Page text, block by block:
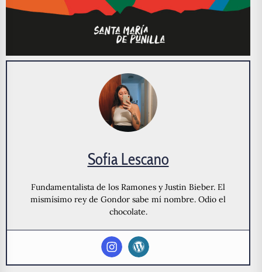
Sofia Lescano
Fundamentalista de los Ramones y Justin Bieber. El
mismísimo rey de Gondor sabe mí nombre. Odio el
chocolate.